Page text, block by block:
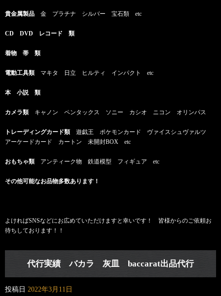
貴金属製品 金 プラチナ シルバー 宝石類 etc
CD DVD レコード 類
着物 帯 類
電動工具類 マキタ 日立 ヒルティ インパクト etc
本 小説 類
カメラ類 キャノン ペンタックス ソニー カシオ ニコン オリンパス
トレーディングカード類 遊戯王 ポケモンカード ヴァイスシュヴァルツ
アーケードカード カートン 未開封BOX etc
おもちゃ類 アンティーク物 鉄道模型 フィギュア etc
その他可能なお品物多数あります！
よければSNSなどにお広めていただけますと幸いです！ 皆様からのご依頼お
待ちしております！！
代行実績 バカラ 灰皿 baccarat出品代行
投稿日 2022年3月11日